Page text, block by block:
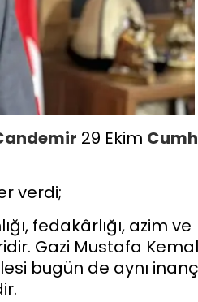
29 Ekim
verdi;
fedakârlığı, azim ve
Gazi Mustafa
bugün de aynı